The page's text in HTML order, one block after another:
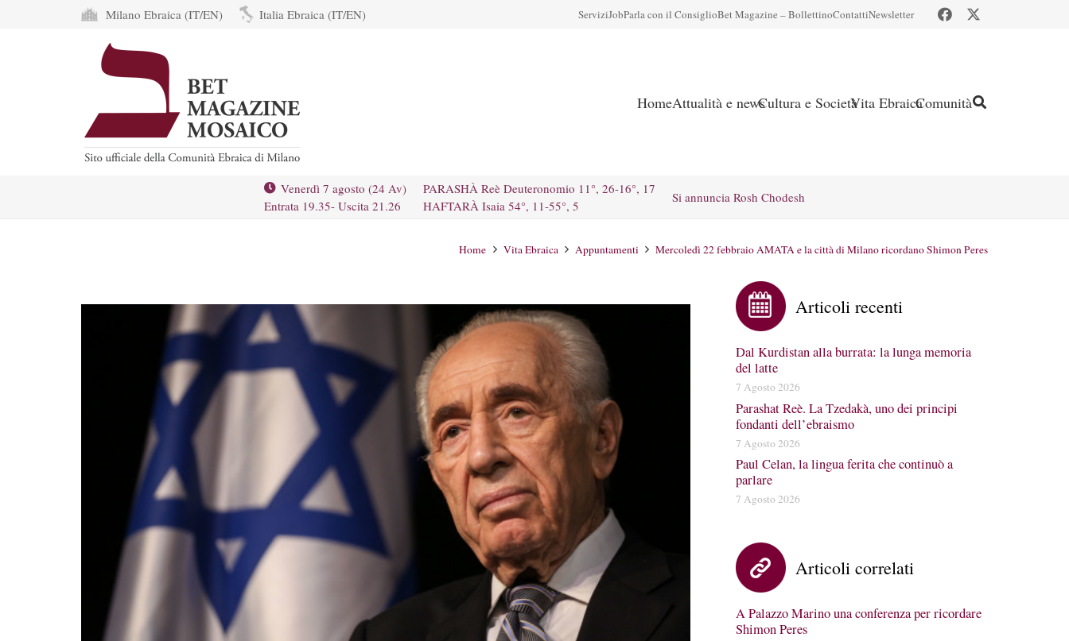
Milano Ebraica (IT/EN) Italia Ebraica (IT/EN) ServiziJobParla con il ConsiglioBet Magazine – BollettinoContattiNewsletter
HomeAttualità e newsCultura e SocietàVita EbraicaComunità
Venerdì 7 agosto (24 Av)
Entrata 19.35- Uscita 21.26
PARASHÀ Reè Deuteronomio 11°, 26-16°, 17
HAFTARÀ Isaia 54°, 11-55°, 5
Si annuncia Rosh Chodesh
Home Vita Ebraica Appuntamenti Mercoledì 22 febbraio AMATA e la città di Milano ricordano Shimon Peres
Articoli recenti
Dal Kurdistan alla burrata: la lunga memoria
del latte
7 Agosto 2026
Parashat Reè. La Tzedakà, uno dei principi
fondanti dell’ebraismo
7 Agosto 2026
Paul Celan, la lingua ferita che continuò a
parlare
7 Agosto 2026
Articoli correlati
A Palazzo Marino una conferenza per ricordare
Shimon Peres